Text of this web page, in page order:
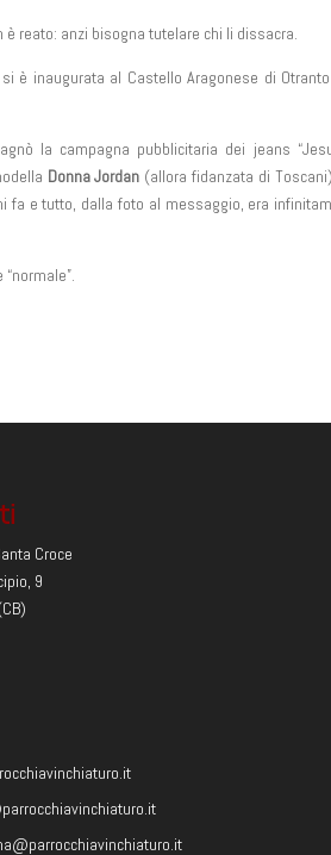
reato: anzi bisogna tutelare chi li dissacra.
è inaugurata al Castello Aragonese di
la campagna pubblicitaria dei jeans
Donna Jordan (allora fidanzata di
fa e tutto, dalla foto al messaggio, era
Croce
9